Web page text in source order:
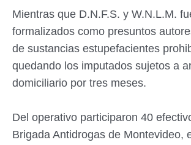
Mientras que D.N.F.S. y W.N.L.M.
formalizados como presuntos
de sustancias estupefacientes
quedando los imputados sujetos a
domiciliario por tres meses.
Del operativo participaron 40
Brigada Antidrogas de Montevideo,